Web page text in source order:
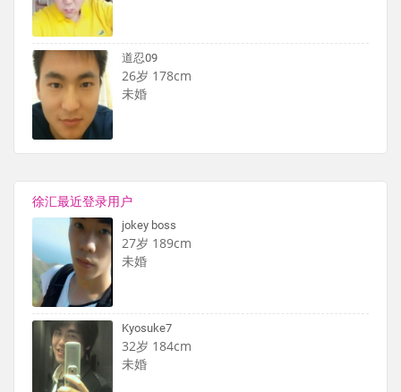
道忍09
26岁 178cm
未婚
徐汇最近登录用户
jokey boss
27岁 189cm
未婚
Kyosuke7
32岁 184cm
未婚